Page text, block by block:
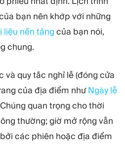
bạn nên khớp với những
liệu nền tảng của bạn nói,
chung.
và quy tắc nghỉ lễ (đóng cửa
của địa điểm nhưNgày lễ
quan trọng cho thời
thường; giờ mở rộng vẫn
các phiên hoặc địa điểm